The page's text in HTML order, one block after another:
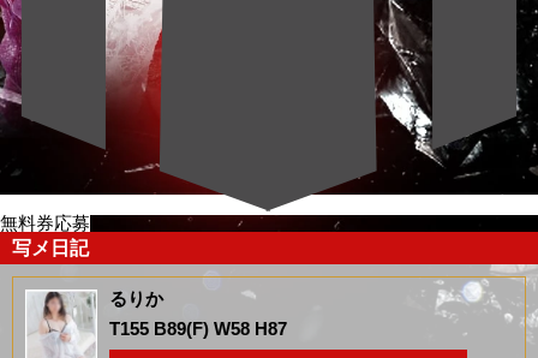
無料券応募
写メ日記
るりか
T155 B89(F) W58 H87